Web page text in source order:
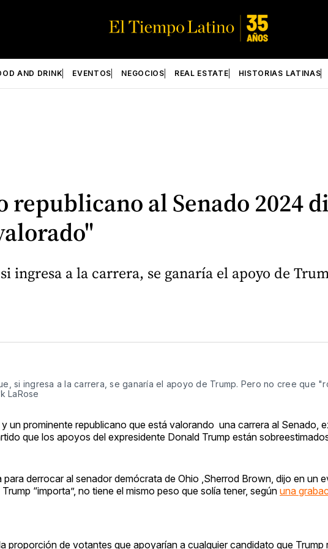
AND DRINK EVENTOS NEGOCIOS REAL ESTATE HISTORIAS LATINAS
al Senado 2024
ingresa a la carrera, se ganaría el apoyo de
si ingresa a la carrera, se ganaría el apoyo de Trump. Pero no cree que
LaRose
un prominente republicano que está valorando una carrera al Senado,
que los apoyos del expresidente Donald Trump están
derrocar al senador demócrata de Ohio ,Sherrod Brown, dijo en un
“importa”, no tiene el mismo peso que solía tener, según una
proporción de votantes que apoyarían a cualquier candidato que Trump